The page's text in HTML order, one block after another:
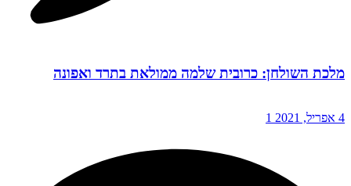
מלכת השולחן: כרובית שלמה ממולאת בתרד ואפונה
4 אפריל, 2021 1